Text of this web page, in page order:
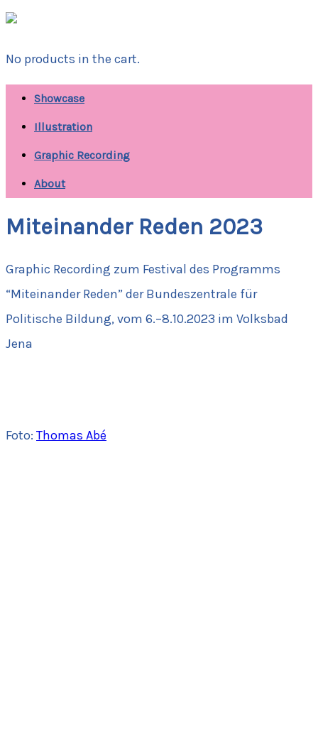
No products in the cart.
Showcase
Illustration
Graphic Recording
About
Miteinander Reden 2023
Graphic Recording zum Festival des Programms
“Miteinander Reden” der Bundeszentrale für
Politische Bildung, vom 6.–8.10.2023 im Volksbad
Jena
Foto: Thomas Abé